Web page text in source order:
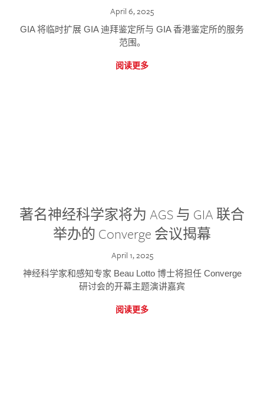
April 6, 2025
GIA 将临时扩展 GIA 迪拜鉴定所与 GIA 香港鉴定所的服务
范围。
阅读更多
著名神经科学家将为 AGS 与 GIA 联合
举办的 Converge 会议揭幕
April 1, 2025
神经科学家和感知专家 Beau Lotto 博士将担任 Converge
研讨会的开幕主题演讲嘉宾
阅读更多